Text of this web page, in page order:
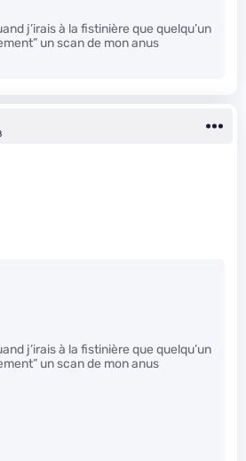
j’irais à la fistinière que quelqu’un
un scan de mon anus
j’irais à la fistinière que quelqu’un
un scan de mon anus